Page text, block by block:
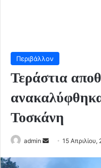
Περιβάλλον
Τεράστια
Τοσκάνη
admin
Send15 Απριλίου,